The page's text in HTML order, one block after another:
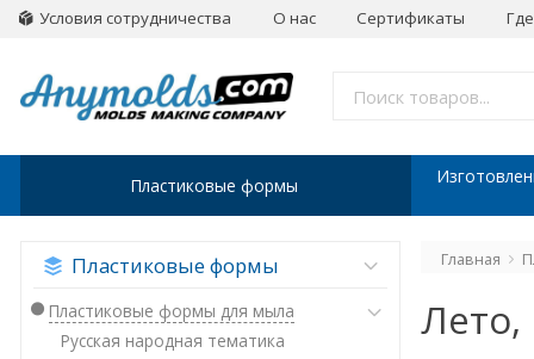
Условия сотрудничества О нас Сертификаты
Пластиковые формы
Пластиковые формы
Пластиковые формы для мыла
Русская народная тематика
Главная
Лето,